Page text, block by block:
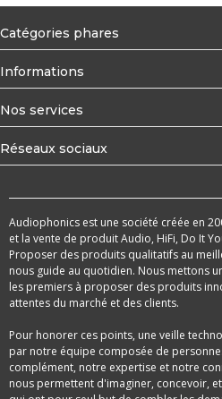
Catégories phares
Informations
Nos services
Réseaux sociaux
Audiophonics est une société créée en
et la vente de produit Audio, HiFi, Do It
Proposer des produits qualitatifs au
nous guide au quotidien. Nous mettons
les premiers à proposer des produits
attentes du marché et des clients.
Pour honorer ces points, une veille
par notre équipe composée de
complément, notre expertise et notre
nous permettent d'imaginer, concevoir,